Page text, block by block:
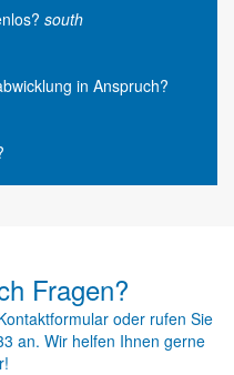
south
in Anspruch?
Fragen?
oder rufen Sie
an. Wir helfen Ihnen gerne